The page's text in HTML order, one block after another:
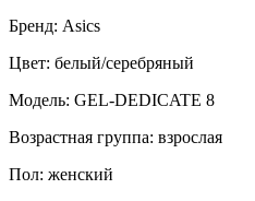
Бренд: Asics
Цвет: белый/серебряный
Модель: GEL-DEDICATE 8
Возрастная группа: взрослая
Пол: женский